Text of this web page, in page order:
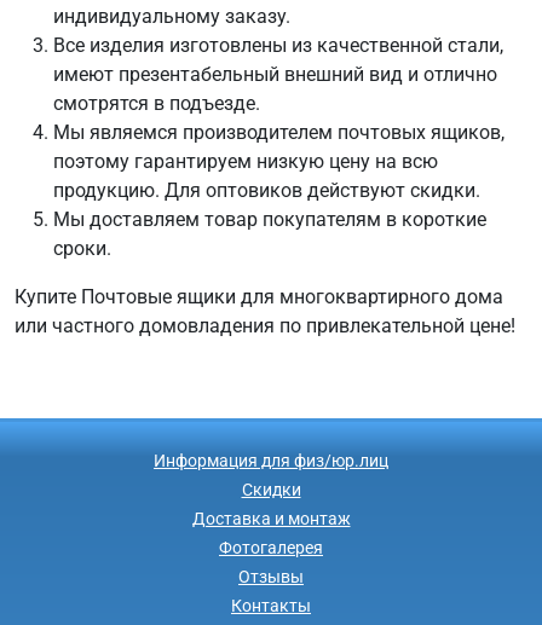
индивидуальному заказу.
Все изделия изготовлены из качественной стали,
имеют презентабельный внешний вид и отлично
смотрятся в подъезде.
Мы являемся производителем почтовых ящиков,
поэтому гарантируем низкую цену на всю
продукцию. Для оптовиков действуют скидки.
Мы доставляем товар покупателям в короткие
сроки.
Купите Почтовые ящики для многоквартирного дома
или частного домовладения по привлекательной цене!
Информация для физ/юр.лиц
Скидки
Доставка и монтаж
Фотогалерея
Отзывы
Контакты